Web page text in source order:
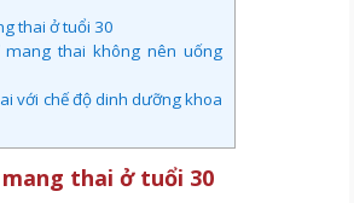
thai ở tuổi 30
thai không nên uống
với chế độ dinh dưỡng khoa
thai ở tuổi 30